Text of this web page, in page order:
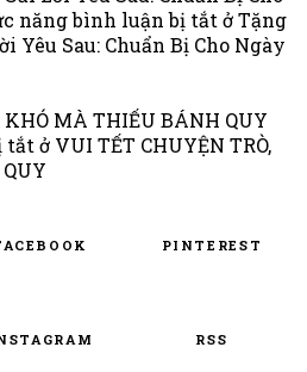
năng bình luận bị tắtở Tặng
Yêu Sau: Chuẩn Bị Cho Ngày
KHÓ MÀ THIẾU BÁNH QUY
tắtở VUI TẾT CHUYỆN TRÒ,
PINTEREST
RSS